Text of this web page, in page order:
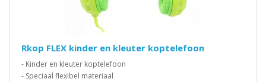
Rkop FLEX kinder en kleuter koptelefoon
- Kinder en kleuter koptelefoon
- Speciaal flexibel materiaal